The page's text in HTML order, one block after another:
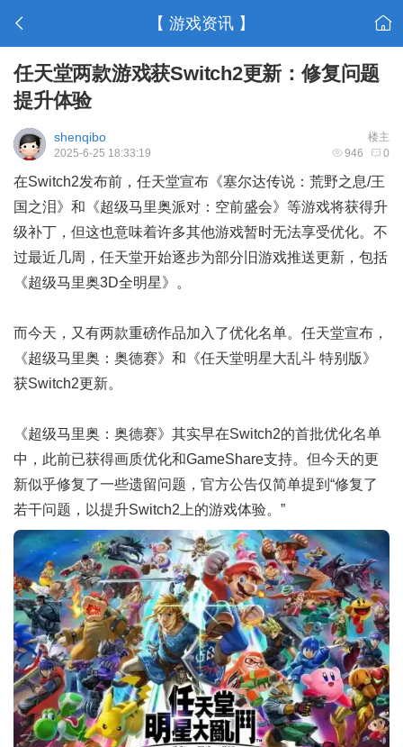
【 游戏资讯 】
任天堂两款游戏获Switch2更新：修复问题
提升体验
楼主
shenqibo
946 0
2025-6-25 18:33:19
在Switch2发布前，任天堂宣布《塞尔达传说：荒野之息/王
国之泪》和《超级马里奥派对：空前盛会》等游戏将获得升
级补丁，但这也意味着许多其他游戏暂时无法享受优化。不
过最近几周，任天堂开始逐步为部分旧游戏推送更新，包括
《超级马里奥3D全明星》。
而今天，又有两款重磅作品加入了优化名单。任天堂宣布，
《超级马里奥：奥德赛》和《任天堂明星大乱斗 特别版》
获Switch2更新。
《超级马里奥：奥德赛》其实早在Switch2的首批优化名单
中，此前已获得画质优化和GameShare支持。但今天的更
新似乎修复了一些遗留问题，官方公告仅简单提到“修复了
若干问题，以提升Switch2上的游戏体验。”